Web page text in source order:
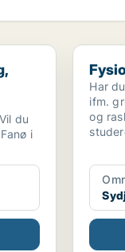
du
i
Har
ifm.
og